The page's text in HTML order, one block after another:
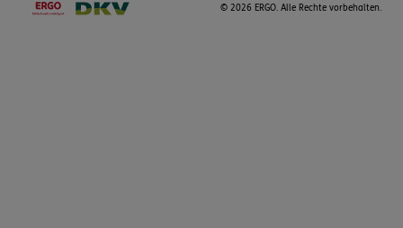
© 2026 ERGO. Alle Rechte vorbehalten.